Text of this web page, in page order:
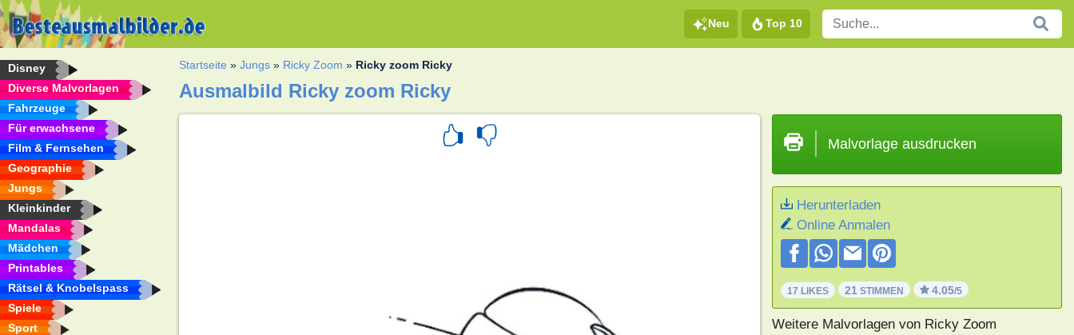
Neu Top 10
Disney
Diverse Malvorlagen
Fahrzeuge
Für erwachsene
Film & Fernsehen
Geographie
Jungs
Kleinkinder
Mandalas
Mädchen
Printables
Rätsel & Knobelspass
Spiele
Sport
Startseite »Jungs » Ricky Zoom » Ricky zoom Ricky
Ausmalbild Ricky zoom Ricky
Malvorlage ausdrucken
Herunterladen
Online Anmalen
17 LIKES 21 STIMMEN 4.05/5
Weitere Malvorlagen von Ricky Zoom